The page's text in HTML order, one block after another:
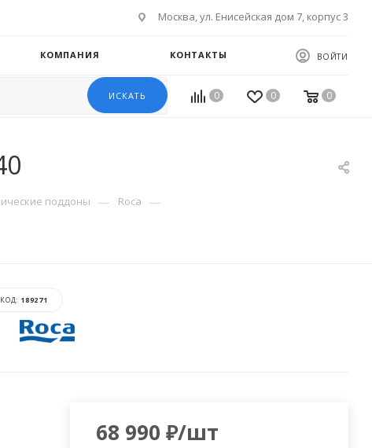
Москва, ул. Енисейская дом 7, корпус 3
КОМПАНИЯ КОНТАКТЫ ВОЙТИ
ИСКАТЬ 0 0 0
поддоны — Roca —
КОД: 189271
68 990 ₽/шт